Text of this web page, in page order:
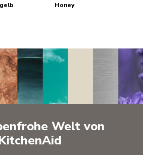
Honey
Welt von